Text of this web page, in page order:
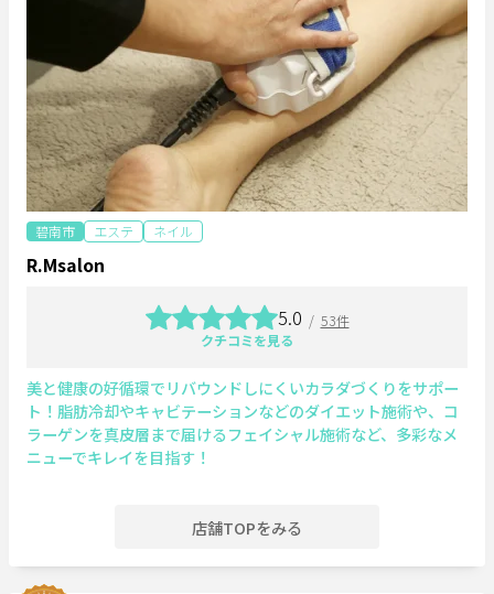
碧南市 エステ ネイル
R.Msalon
5.0 / 53件
クチコミを見る
美と健康の好循環でリバウンドしにくいカラダづくりをサポー
ト！脂肪冷却やキャビテーションなどのダイエット施術や、コ
ラーゲンを真皮層まで届けるフェイシャル施術など、多彩なメ
ニューでキレイを目指す！
店舗TOPをみる